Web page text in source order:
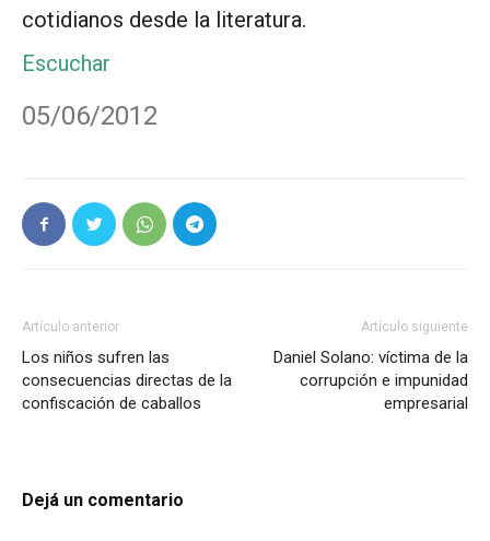
cotidianos desde la literatura.
Escuchar
05/06/2012
Artículo anterior
Los niños sufren las
consecuencias directas de la
confiscación de caballos
Artículo siguiente
Daniel Solano: víctima de la
corrupción e impunidad
empresarial
Dejá un comentario